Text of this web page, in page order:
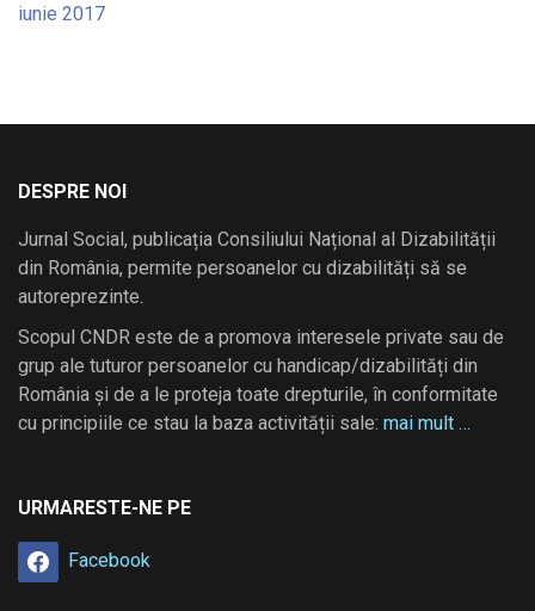
iunie 2017
DESPRE NOI
Jurnal Social, publicația Consiliului Național al Dizabilității
din România, permite persoanelor cu dizabilități să se
autoreprezinte.
Scopul CNDR este de a promova interesele private sau de
grup ale tuturor persoanelor cu handicap/dizabilități din
România și de a le proteja toate drepturile, în conformitate
cu principiile ce stau la baza activității sale: mai mult …
URMARESTE-NE PE
Facebook